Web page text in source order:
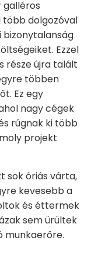
galléros
több dolgozóval
bizonytalanság
Ezzel
része újra talált
többen
Ez egy
nagy cégek
rúgnak ki több
projekt
sok óriás várta,
kevesebb a
és éttermek
sem ürültek
munkaerőre.